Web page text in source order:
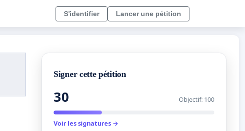
S'identifier Lancer une pétition
Signer cette pétition
30 Objectif: 100
Voir les signatures →